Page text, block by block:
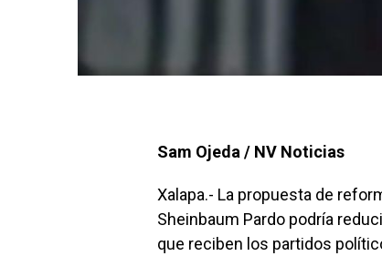
Sam Ojeda / NV Noticias
Xalapa.- La propuesta de
Sheinbaum Pardo podría
que reciben los partidos